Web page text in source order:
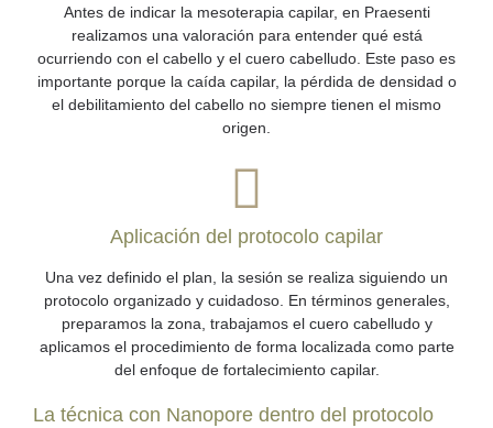
Antes de indicar la mesoterapia capilar, en Praesenti
realizamos una valoración para entender qué está
ocurriendo con el cabello y el cuero cabelludo. Este paso es
importante porque la caída capilar, la pérdida de densidad o
el debilitamiento del cabello no siempre tienen el mismo
origen.
Aplicación del protocolo capilar
Una vez definido el plan, la sesión se realiza siguiendo un
protocolo organizado y cuidadoso. En términos generales,
preparamos la zona, trabajamos el cuero cabelludo y
aplicamos el procedimiento de forma localizada como parte
del enfoque de fortalecimiento capilar.
La técnica con Nanopore dentro del protocolo